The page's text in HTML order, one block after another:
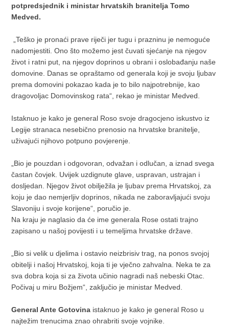
potpredsjednik i ministar hrvatskih branitelja Tomo
Medved.
„Teško je pronaći prave riječi jer tugu i prazninu je nemoguće
nadomjestiti. Ono što možemo jest čuvati sjećanje na njegov
život i ratni put, na njegov doprinos u obrani i oslobađanju naše
domovine. Danas se opraštamo od generala koji je svoju ljubav
prema domovini pokazao kada je to bilo najpotrebnije, kao
dragovoljac Domovinskog rata“, rekao je ministar Medved.
Istaknuo je kako je general Roso svoje dragocjeno iskustvo iz
Legije stranaca nesebično prenosio na hrvatske branitelje,
uživajući njihovo potpuno povjerenje.
„Bio je pouzdan i odgovoran, odvažan i odlučan, a iznad svega
častan čovjek. Uvijek uzdignute glave, uspravan, ustrajan i
dosljedan. Njegov život obilježila je ljubav prema Hrvatskoj, za
koju je dao nemjerljiv doprinos, nikada ne zaboravljajući svoju
Slavoniju i svoje korijene“, poručio je.
Na kraju je naglasio da će ime generala Rose ostati trajno
zapisano u našoj povijesti i u temeljima hrvatske države.
„Bio si velik u djelima i ostavio neizbrisiv trag, na ponos svojoj
obitelji i našoj Hrvatskoj, koja ti je vječno zahvalna. Neka te za
sva dobra koja si za života učinio nagradi naš nebeski Otac.
Počivaj u miru Božjem“, zaključio je ministar Medved.
General Ante Gotovina istaknuo je kako je general Roso u
najtežim trenucima znao ohrabriti svoje vojnike.